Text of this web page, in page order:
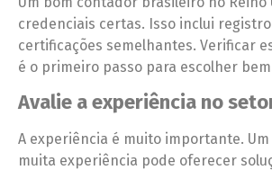
credenciais certas. Isso inclui registro
certificações semelhantes. Verificar
é o primeiro passo para escolher
Avalie a experiência no
A experiência é muito importante.
muita experiência pode oferecer